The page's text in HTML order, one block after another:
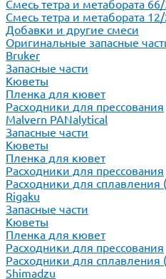
Смесь тетра и метабората
Смесь тетра и метабората
Добавки и другие смеси
Оригинальные запасные
Bruker
Запасные части
Кюветы
Пленка для кювет
Расходники для прессования
Malvern PANalytical
Запасные части
Кюветы
Пленка для кювет
Расходники для прессования
Расходники для сплавления
Rigaku
Запасные части
Кюветы
Пленка для кювет
Расходники для прессования
Расходники для сплавления
Shimadzu